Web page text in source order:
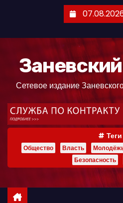
ж
Сетевое издание
Теги
Общество Власть
Безопасность